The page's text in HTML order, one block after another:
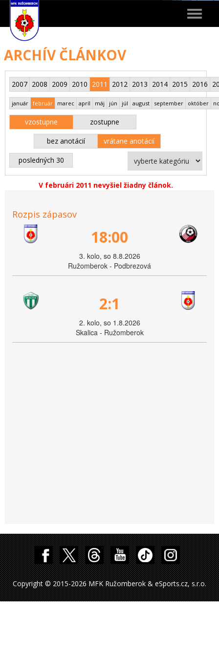
Toggle
ARCHÍV ČLÁNKOV
2007 2008 2009 2010 2011 2012 2013 2014 2015 2016
január február marec apríl máj jún júl august september október
vzostupne zostupne
bez anotácií vrátane anotácií
posledných 30
V februári 2011 nevyšiel žiadny článok.
Rozpis zápasov
18:00
3. kolo, so 8.8.2026
Ružomberok - Podbrezová
2:1
2. kolo, so 1.8.2026
Skalica - Ružomberok
Copyright © 2015-2026 MFK Ružomberok & eSports.cz, s.r.o.